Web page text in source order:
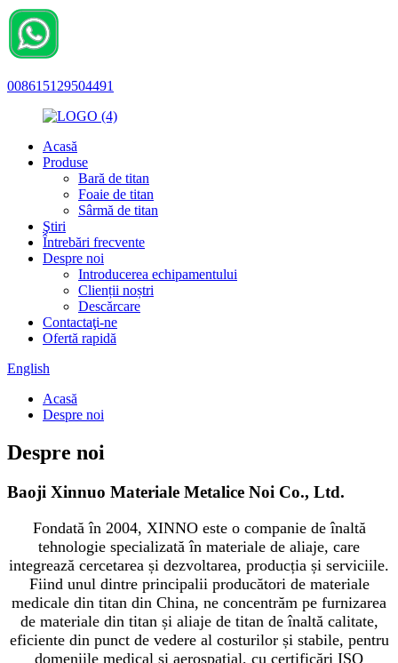
008615129504491
Acasă
Produse
Bară de titan
Foaie de titan
Sârmă de titan
Ştiri
Întrebări frecvente
Despre noi
Introducerea echipamentului
Clienții noștri
Descărcare
Contactaţi-ne
Ofertă rapidă
English
Acasă
Despre noi
Despre noi
Baoji Xinnuo Materiale Metalice Noi Co., Ltd.
Fondată în 2004, XINNO este o companie de înaltă
tehnologie specializată în materiale de aliaje, care
integrează cercetarea și dezvoltarea, producția și serviciile.
Fiind unul dintre principalii producători de materiale
medicale din titan din China, ne concentrăm pe furnizarea
de materiale din titan și aliaje de titan de înaltă calitate,
eficiente din punct de vedere al costurilor și stabile, pentru
domeniile medical și aerospațial, cu certificări ISO